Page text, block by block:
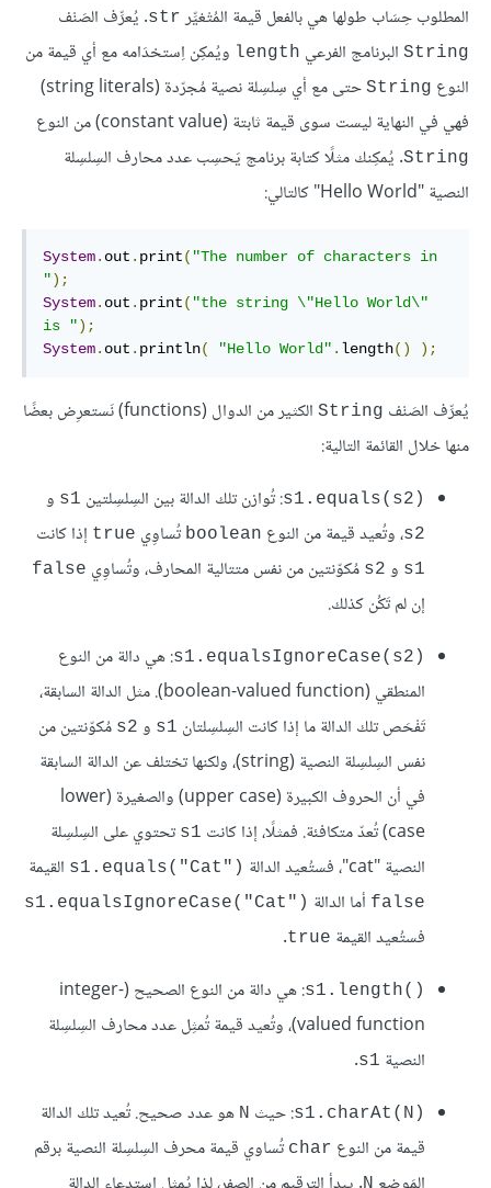
المطلوب حِسَاب طولها هي بالفعل قيمة المُتْغيِّر str. يُعرِّف الصَنْف
String البرنامج الفرعي length ويُمكِن اِستخدَامه مع أي قيمة من
النوع String
حتى مع أي سِلسِلة نصية مُجرّدة (string literals)
فهي في النهاية ليست سوى قيمة ثابتة (constant value) من النوع
String. يُمكِنك مثلًا كتابة برنامج يَحسِب عدد محارف السِلسِلة
النصية "Hello World" كالتالي:
System. out . print( "The number of characters in
");
System. out . print( "the string \"Hello World\"
is ");
System. out . println( "Hello World" . length() );
يُعرِّف الصَنْف String
الكثير من الدوال (functions) نَستعرِض بعضًا
منها خلال القائمة التالية:
s1.equals(s2)‎: تُوازن تلك الدالة بين السِلسِلتين s1 و
s2، وتُعيد قيمة من النوع boolean تُساوِي true إذا كانت
s1 و s2 مُكوّنتين من نفس متتالية المحارف، وتُساوِي false
إن لم تَكُن كذلك.
s1.equalsIgnoreCase(s2)‎: هي دالة من النوع
المنطقي (boolean-valued function). مثل الدالة السابقة،
تَفْحَص تلك الدالة ما إذا كانت السِلسِلتان s1 و s2 مُكوّنتين من
نفس السِلسِلة النصية (string)، ولكنها تختلف عن الدالة السابقة
في أن الحروف الكبيرة (upper case) والصغيرة (lower
case) تُعدّ متكافئة. فمثلًا، إذا كانت
s1 تحتوي على السِلسِلة
النصية "cat"، فستُعيد الدالة
s1.equals("Cat")‎ القيمة
false أما الدالة s1.equalsIgnoreCase("Cat")‎
فستُعيد القيمة true
.
s1.length()‎
: هي دالة من النوع الصحيح (integer-
valued function)، وتُعيد قيمة تُمثِل عدد محارف السِلسِلة
النصية s1
.
s1.charAt(N)‎: حيث N هو عدد صحيح. تُعيد تلك الدالة
قيمة من النوع char تُساوي قيمة محرف السِلسِلة النصية برقم